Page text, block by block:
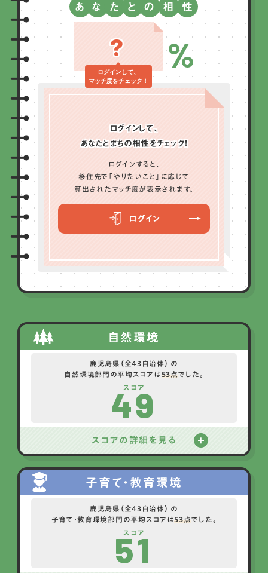
あ な た と の 相 性
ログインして、
マッチ度をチェック！
? %
ログインして、
あなたとまちの相性をチェック！
ログインすると、
移住先で「やりたいこと」に応じて
算出されたマッチ度が表示されます。
ログイン
自然環境
鹿児島県（全43自治体） の
自然環境部門の平均スコアは 53点でした。
スコア
49
スコアの詳細を見る
子育て・教育環境
鹿児島県（全43自治体） の
子育て・教育環境部門の平均スコアは53点でした。
スコア
51